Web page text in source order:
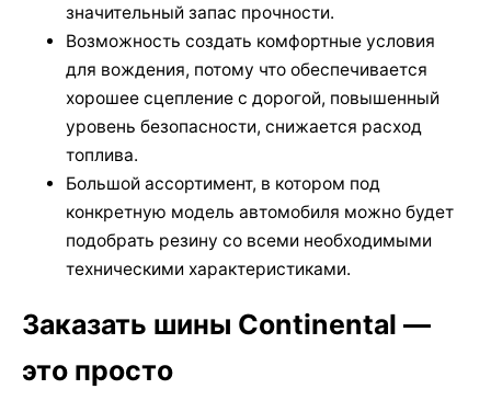
значительный запас прочности.
Возможность создать комфортные условия
для вождения, потому что обеспечивается
хорошее сцепление с дорогой, повышенный
уровень безопасности, снижается расход
топлива.
Большой ассортимент, в котором под
конкретную модель автомобиля можно будет
подобрать резину со всеми необходимыми
техническими характеристиками.
Заказать шины Continental —
это просто